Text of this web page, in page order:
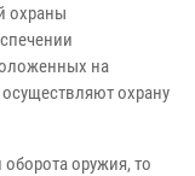
охраны
на
охрану
оружия, то